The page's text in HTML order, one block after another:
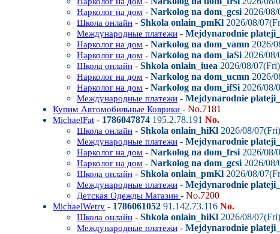
Нарколог на дом - Narkolog na dom_gcsi 2026/
Школа онлайн - Shkola onlain_pmKl 2026/08/
Международные платежи - Mejdynarodnie
Нарколог на дом - Narkolog na dom_vamn 2026/
Нарколог на дом - Narkolog na dom_iaSi 2026/
Школа онлайн - Shkola onlain_iuea 2026/08/
Нарколог на дом - Narkolog na dom_ucmn 2026/
Нарколог на дом - Narkolog na dom_ifSi 2026/08/
Международные платежи - Mejdynarodnie
Купим Автомобильные Коврики - No.7181
MichaelFat - 1786047874 195.2.78.191 No.
Школа онлайн - Shkola onlain_hiKl 2026/08/
Международные платежи - Mejdynarodnie
Нарколог на дом - Narkolog na dom_frsi 2026/08/
Нарколог на дом - Narkolog na dom_gcsi 2026/
Школа онлайн - Shkola onlain_pmKl 2026/08/
Международные платежи - Mejdynarodnie
Детская Одежды Магазин - No.7200
MichaelWetry - 1786061052 91.142.73.116 No.
Школа онлайн - Shkola onlain_hiKl 2026/08/
Международные платежи - Mejdynarodnie